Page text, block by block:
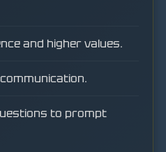
and higher values.
to prompt